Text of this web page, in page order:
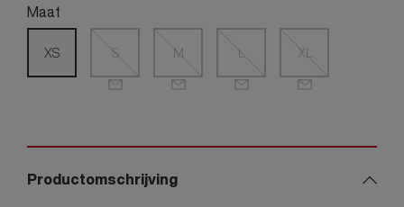
Maat
XS S M L XL
Productomschrijving